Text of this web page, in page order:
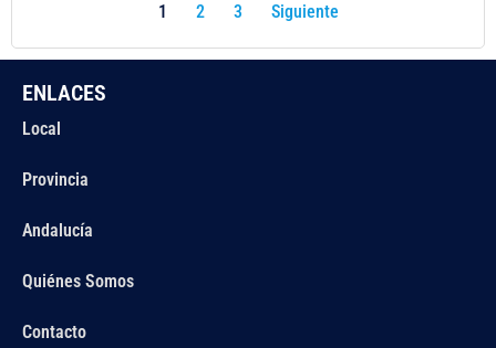
1 2 3 Siguiente
ENLACES
Local
Provincia
Andalucía
Quiénes Somos
Contacto